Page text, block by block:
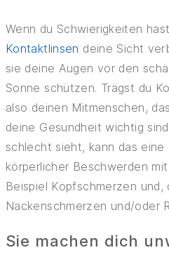
Wenn du Schwierigkeiten
Kontaktlinsen deine Sicht
sie deine Augen vor den
Sonne schützen. Trägst du
also deinen Mitmenschen,
deine Gesundheit wichtig
schlecht sieht, kann das eine
körperlicher Beschwerden
Beispiel Kopfschmerzen und,
Nackenschmerzen und/oder
Sie machen dich